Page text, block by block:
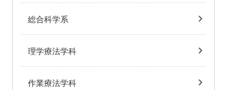
総合科学系
理学療法学科
作業療法学科